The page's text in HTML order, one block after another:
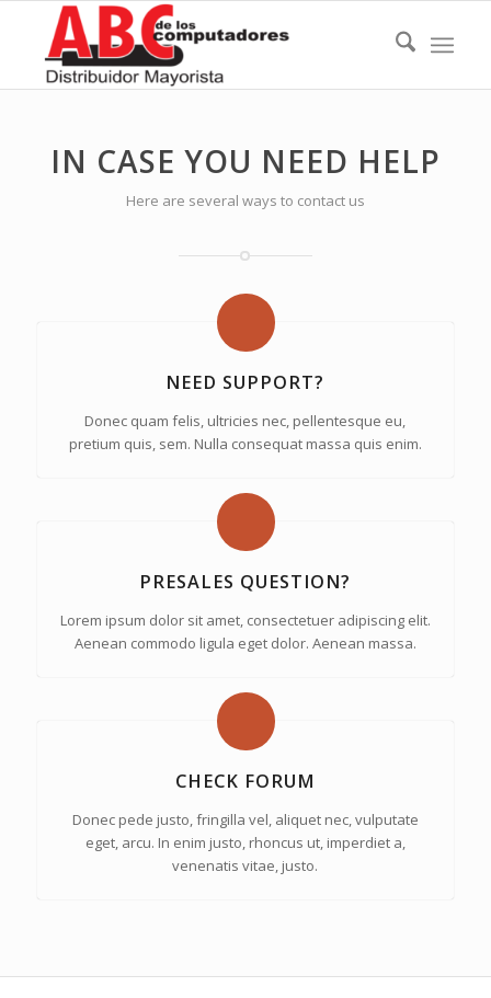
IN CASE YOU NEED HELP
Here are several ways to contact us
NEED SUPPORT?
Donec quam felis, ultricies nec, pellentesque eu,
pretium quis, sem. Nulla consequat massa quis enim.
PRESALES QUESTION?
Lorem ipsum dolor sit amet, consectetuer adipiscing elit.
Aenean commodo ligula eget dolor. Aenean massa.
CHECK FORUM
Donec pede justo, fringilla vel, aliquet nec, vulputate
eget, arcu. In enim justo, rhoncus ut, imperdiet a,
venenatis vitae, justo.